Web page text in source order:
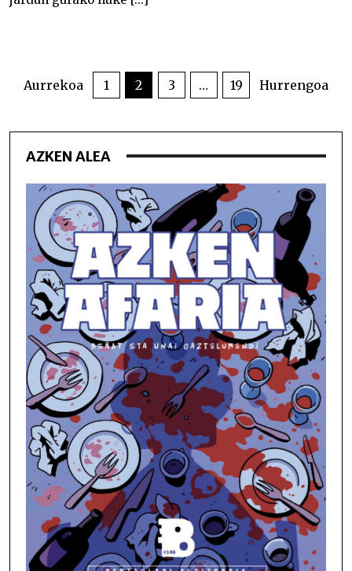
PAGINATION
Aurrekoa 1 2 3 … 19 Hurrengoa
AZKEN ALEA